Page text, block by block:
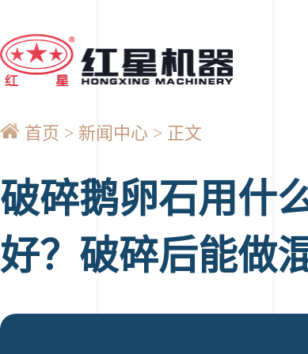
首页 新闻中心 正文
破碎鹅卵石用什
好？破碎后能做